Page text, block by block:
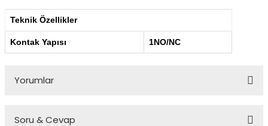
Teknik Özellikler
Kontak Yapısı 1NO/NC
Yorumlar
Soru & Cevap